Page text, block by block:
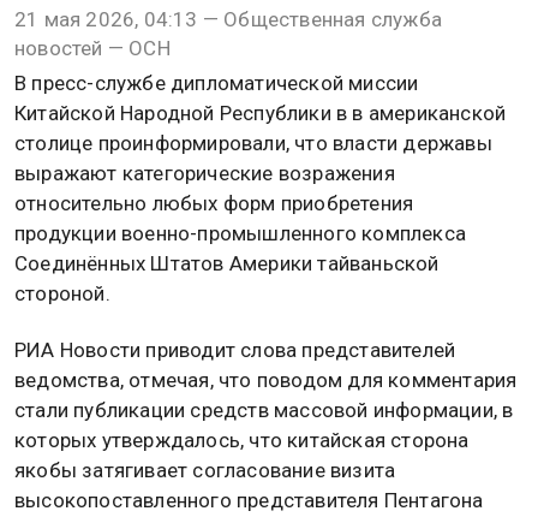
21 мая 2026, 04:13 — Общественная служба
новостей — ОСН
В пресс-службе дипломатической миссии
Китайской Народной Республики в в американской
столице проинформировали, что власти державы
выражают категорические возражения
относительно любых форм приобретения
продукции военно-промышленного комплекса
Соединённых Штатов Америки тайваньской
стороной.
РИА Новости приводит слова представителей
ведомства, отмечая, что поводом для комментария
стали публикации средств массовой информации, в
которых утверждалось, что китайская сторона
якобы затягивает согласование визита
высокопоставленного представителя Пентагона